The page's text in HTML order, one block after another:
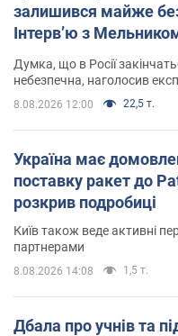
залишився майже
Інтерв’ю з
Думка, що в Росії
небезпечна, наголосив
8.08.2026 12:00 22,5 т.
Україна має
поставку ракет до
розкрив подробиці
Київ також веде активні
партнерами
8.08.2026 14:08 1,5 т.
Дбала про учнів та